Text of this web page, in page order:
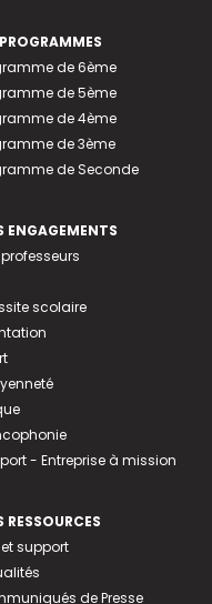
de 6ème
de 5ème
de 4ème
de 3ème
de Seconde
ENGAGEMENTS
scolaire
- Entreprise à mission
RESSOURCES
et support
de Presse